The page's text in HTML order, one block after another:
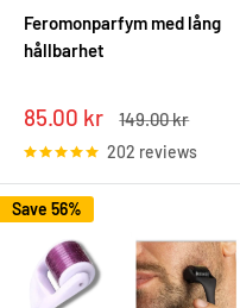
Feromonparfym med lång
hållbarhet
Sale
price
85.00 kr
Regular
149.00 kr
202 reviews
Save 56%